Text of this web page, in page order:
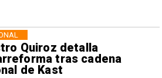
Quiroz detalla
tras cadena
de Kast